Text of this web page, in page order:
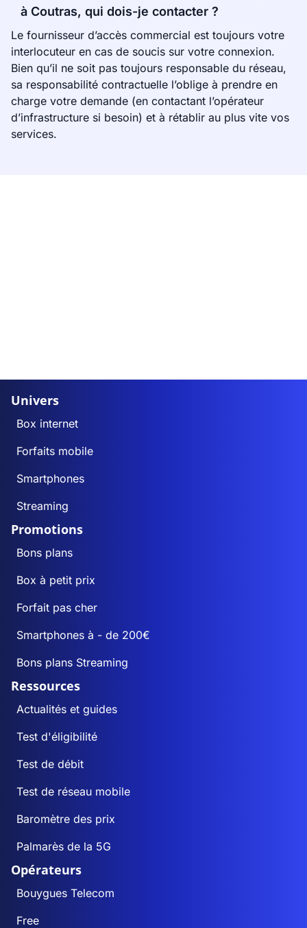
à Coutras, qui dois-je contacter ?
Le fournisseur d’accès commercial est toujours votre
interlocuteur en cas de soucis sur votre connexion.
Bien qu’il ne soit pas toujours responsable du réseau,
sa responsabilité contractuelle l’oblige à prendre en
charge votre demande (en contactant l’opérateur
d’infrastructure si besoin) et à rétablir au plus vite vos
services.
Univers
Box internet
Forfaits mobile
Smartphones
Streaming
Promotions
Bons plans
Box à petit prix
Forfait pas cher
Smartphones à - de 200€
Bons plans Streaming
Ressources
Actualités et guides
Test d'éligibilité
Test de débit
Test de réseau mobile
Baromètre des prix
Palmarès de la 5G
Opérateurs
Bouygues Telecom
Free